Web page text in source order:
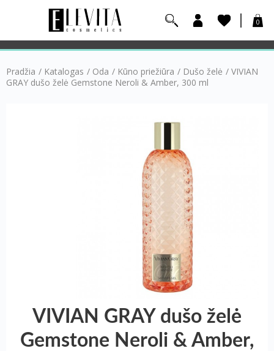
0
Pradžia / Katalogas / Oda / Kūno priežiūra / Dušo želė / VIVIAN
GRAY dušo želė Gemstone Neroli & Amber, 300 ml
VIVIAN GRAY dušo želė
Gemstone Neroli & Amber,